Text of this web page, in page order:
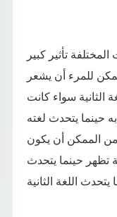
تأثير كبير
للمرء أن يشعر
الثانية سواء كانت
حينما يتحدث لغته
من الممكن أن يكون
حينما يتحدث